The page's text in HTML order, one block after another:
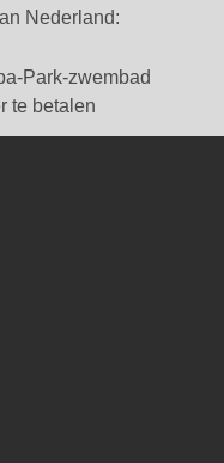
Nederland:
Park-zwembad
te betalen